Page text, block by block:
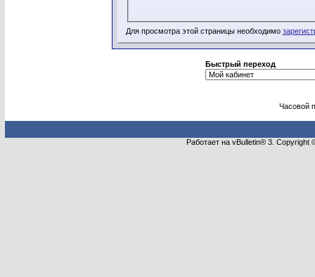
Для просмотра этой страницы необходимо
Быстрый переход
Часовой
Работает на vBulletin® 3.